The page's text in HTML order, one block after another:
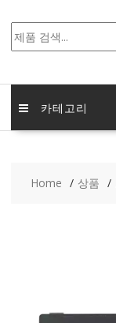
카테고리
Home 상품